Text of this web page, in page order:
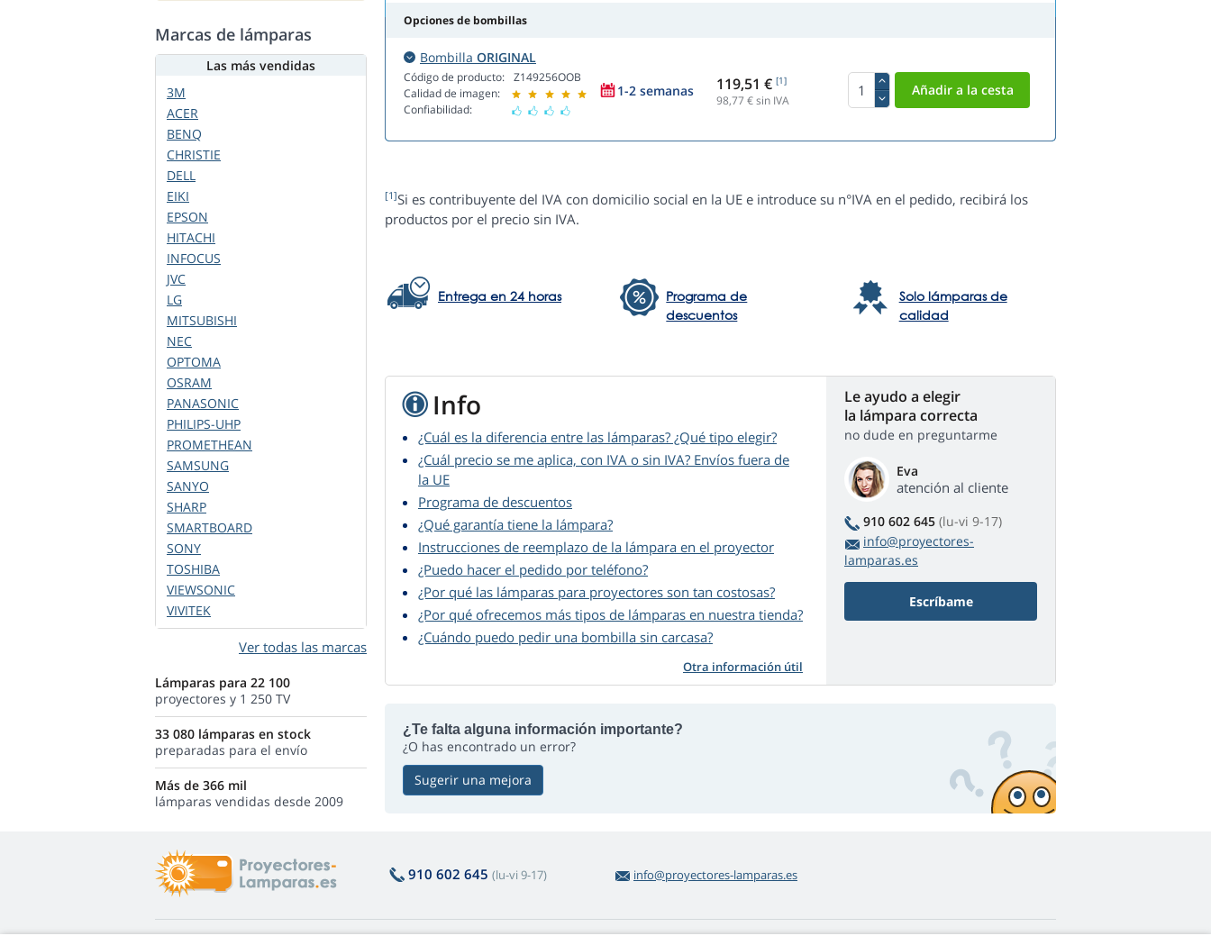
Opciones de bombillas
Bombilla ORIGINAL
Código de producto:
Calidad de imagen:
Confiabilidad:
Z149256OOB
1-2 semanas 119,51 € [1]
98,77 € sin IVA
[1]Si es contribuyente del IVA con domicilio social en la UE e introduce su n°IVA en el pedido, recibirá los
productos por el precio sin IVA.
Entrega en 24 horas
Programa de
descuentos
Solo lámparas de
calidad
Info
¿Cuál es la diferencia entre las lámparas? ¿Qué tipo elegir?
¿Cuál precio se me aplica, con IVA o sin IVA? Envíos fuera de
la UE
Programa de descuentos
¿Qué garantía tiene la lámpara?
Instrucciones de reemplazo de la lámpara en el proyector
¿Puedo hacer el pedido por teléfono?
¿Por qué las lámparas para proyectores son tan costosas?
¿Por qué ofrecemos más tipos de lámparas en nuestra tienda?
¿Cuándo puedo pedir una bombilla sin carcasa?
Otra información útil
Le ayudo a elegir
la lámpara correcta
no dude en preguntarme
Eva
atención al cliente
910 602 645 (lu-vi 9-17)
info@proyectores-
lamparas.es
Escríbame
¿Te falta alguna información importante?
¿O has encontrado un error?
Sugerir una mejora
Marcas de lámparas
Las más vendidas
3M
ACER
BENQ
CHRISTIE
DELL
EIKI
EPSON
HITACHI
INFOCUS
JVC
LG
MITSUBISHI
NEC
OPTOMA
OSRAM
PANASONIC
PHILIPS-UHP
PROMETHEAN
SAMSUNG
SANYO
SHARP
SMARTBOARD
SONY
TOSHIBA
VIEWSONIC
VIVITEK
Ver todas las marcas
Lámparas para 22 100
proyectores y 1 250 TV
33 080 lámparas en stock
preparadas para el envío
Más de 366 mil
lámparas vendidas desde 2009
910 602 645 (lu-vi 9-17) info@proyectores-lamparas.es